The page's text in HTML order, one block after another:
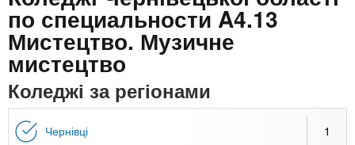
n
t
s
и
х
з
а
к
Онлайн курси
За кордоном
по специальности A4.13
Мистецтво. Музичне
мистецтво
Коледжі за регіонами
Чернівці 1